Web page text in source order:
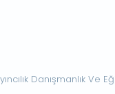
Danışmanlık